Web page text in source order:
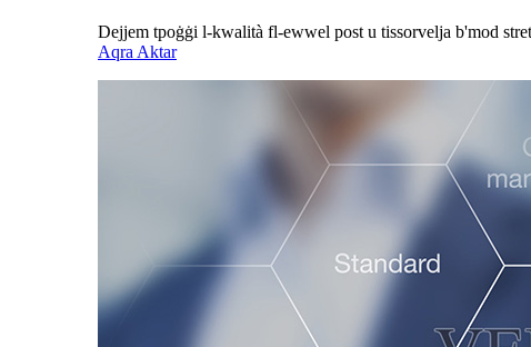
Dejjem tpoġġi l-kwalità fl-ewwel post u tissorvelja b'mod
Aqra Aktar